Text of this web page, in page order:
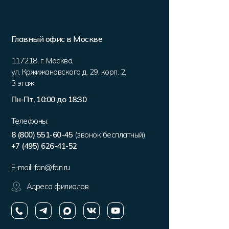
Главный офис в Москве
117218, г. Москва,
ул. Кржижановского д. 29, корп. 2,
3 этаж
Пн-Пт, 10:00 до 18:30
Телефоны:
8 (800) 551-60-45 (звонок бесплатный)
+7 (495) 626-41-52
E-mail: fan@fan.ru
Адреса филиалов